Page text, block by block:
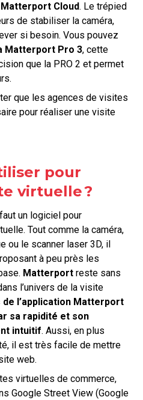
Matterport Cloud. Le trépied
de stabiliser la caméra,
si besoin. Vous pouvez
Matterport Pro 3, cette
que la PRO 2 et permet
que les agences de visites
pour réaliser une visite
pour
virtuelle ?
un logiciel pour
Tout comme la caméra,
ou le scanner laser 3D, il
à peu près les
Matterportreste sans
l’univers de la visite
l’application Matterport
sa rapidité et son
intuitif. Aussi, en plus
il est très facile de mettre
web.
virtuelles de commerce,
Google Street View (Google